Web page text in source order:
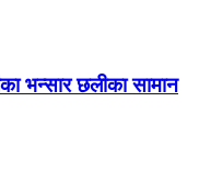
भन्सार छलीका सामान